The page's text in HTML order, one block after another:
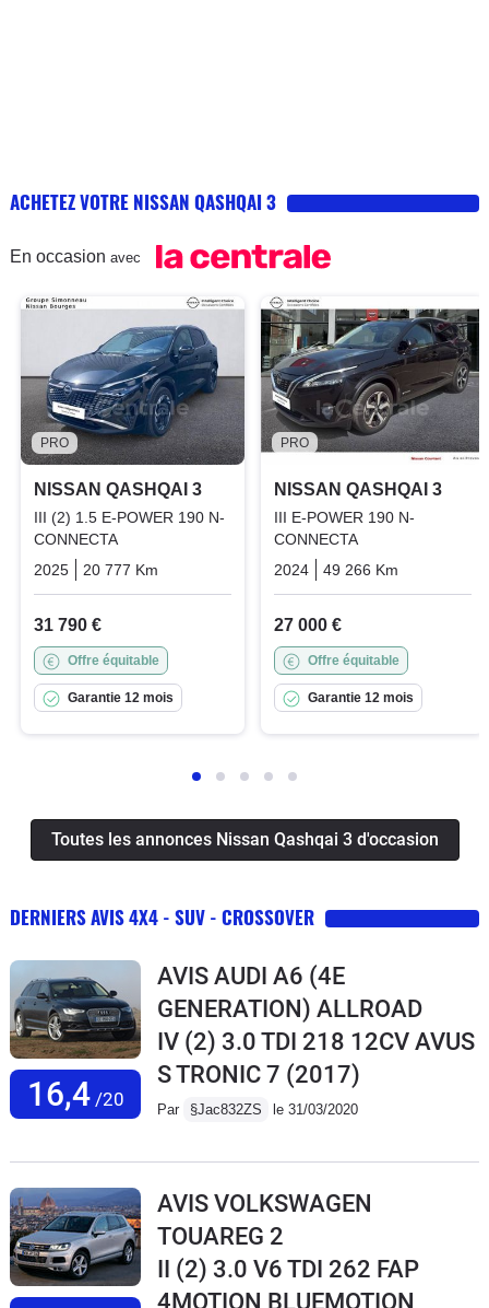
ACHETEZ VOTRE NISSAN QASHQAI 3
En occasion avec
PRO
NISSAN QASHQAI 3
III (2) 1.5 E-POWER 190 N-
CONNECTA
2025
20 777 Km Hybrid_essence_electric
31 790 €
Offre équitable
Garantie 12 mois
PRO
NISSAN QASHQAI 3
III E-POWER 190 N-
CONNECTA
2024
49 266 Km
27 000 €
Offre équitable
Garantie 12 mois
Toutes les annonces Nissan Qashqai 3 d'occasion
DERNIERS AVIS 4X4 - SUV - CROSSOVER
16,4/20
AVIS AUDI A6 (4E
GENERATION) ALLROAD
IV (2) 3.0 TDI 218 12CV AVUS
S TRONIC 7 (2017)
Par §Jac832ZS le 31/03/2020
AVIS VOLKSWAGEN
TOUAREG 2
II (2) 3.0 V6 TDI 262 FAP
4MOTION BLUEMOTION